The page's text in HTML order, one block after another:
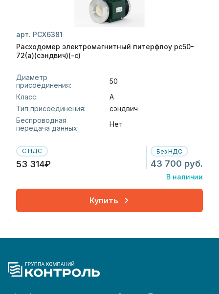
арт. РСХ6381
Расходомер электромагнитный питерфлоу рс50-
72(а)(сэндвич)(-с)
Диаметр
присоединения:
50
Класс:
А
Тип присоединения:
сэндвич
Беспроводная
передача данных:
Нет
С НДС
53 314₽
Без НДС
43 700 руб.
В наличии
Купить